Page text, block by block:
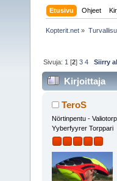
Etusivu Ohjeet
Kopterit.net »
Sivuja: 1 [2]3 4 Siirry
Kirjoittaja
kertaa)TeroS
Nörtinpentu -
Yyberfyyrer Torppari